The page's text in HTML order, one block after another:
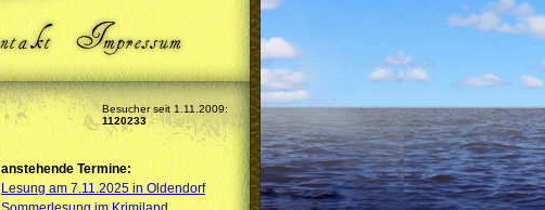
Besucher seit 1.11.2009:
1120233
anstehende Termine:
Lesung am 7.11.2025 in Oldendorf